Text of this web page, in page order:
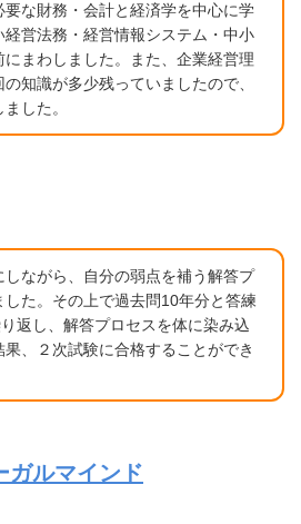
な財務・会計と経済学を中心に学
経営法務・経営情報システム・中小
まわしました。また、企業経営理
知識が多少残っていましたので、
した。
ながら、自分の弱点を補う解答プ
した。その上で過去問10年分と答練
返し、解答プロセスを体に染み込
果、２次試験に合格することができ
ガルマインド